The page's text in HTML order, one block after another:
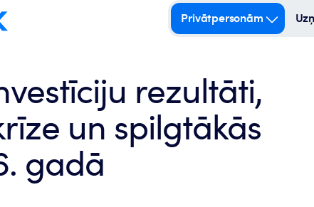
Privātpersonām
rezultāti,
un spilgtākās
gadā